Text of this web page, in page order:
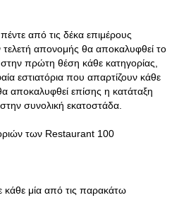
από τις δέκα επιμέρους
τελετή απονομής θα αποκαλυφθεί το
πρώτη θέση κάθε κατηγορίας,
εστιατόρια που απαρτίζουν κάθε
αποκαλυφθεί επίσης η κατάταξη
συνολική εκατοστάδα.
των Restaurant 100
κάθε μία από τις παρακάτω